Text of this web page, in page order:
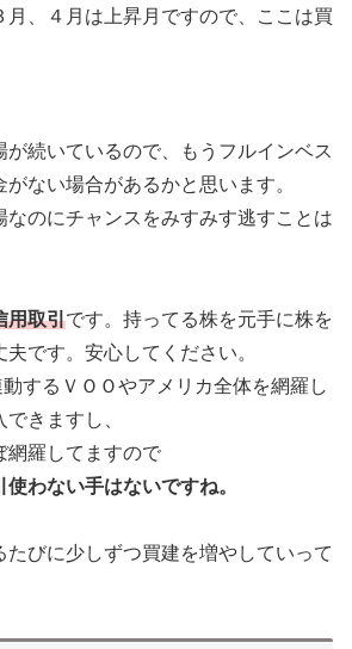
月、４月は上昇月ですので、ここは買
続いているので、もうフルインベス
がない場合があるかと思います。
のにチャンスをみすみす逃すことは
用取引です。持ってる株を元手に株を
です。安心してください。
するＶＯＯやアメリカ全体を網羅し
きますし、
網羅してますので
使わない手はないですね。
たびに少しずつ買建を増やしていって